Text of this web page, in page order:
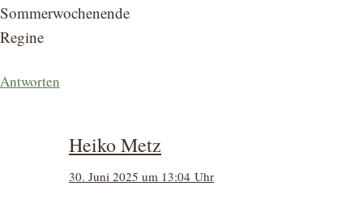
Sommerwochenende
Regine
Antworten
Heiko Metz
30. Juni 2025 um 13:04 Uhr